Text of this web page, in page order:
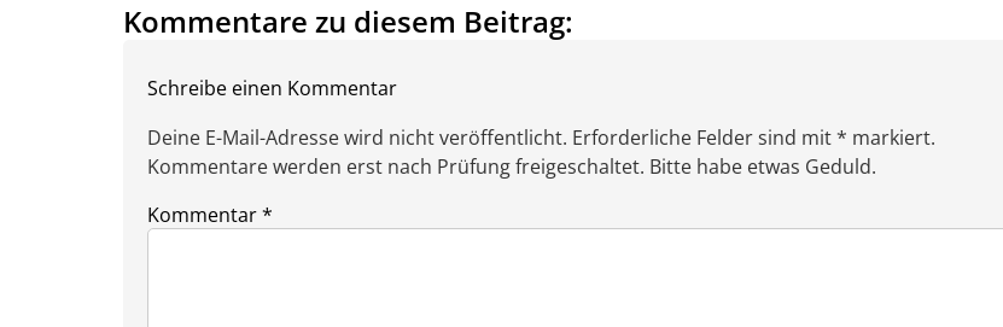
Kommentare zu diesem Beitrag:
Schreibe einen Kommentar
Deine E-Mail-Adresse wird nicht veröffentlicht. Erforderliche Felder sind mit * markiert.
Kommentare werden erst nach Prüfung freigeschaltet. Bitte habe etwas Geduld.
Kommentar*